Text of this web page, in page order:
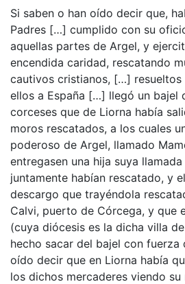
Si saben o han oído decir que,
Padres […] cumplido con su
aquellas partes de Argel, y
encendida caridad, rescatando
cautivos cristianos, […] resueltos
ellos a España […] llegó un bajel
corceses que de Liorna había
moros rescatados, a los cuales
poderoso de Argel, llamado
entregasen una hija suya
juntamente habían rescatado, y
descargo que trayéndola
Calvi, puerto de Córcega, y que
(cuya diócesis es la dicha villa
hecho sacar del bajel con fuerza
oído decir que en Liorna había
los dichos mercaderes viendo